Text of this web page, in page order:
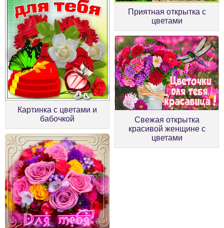
Картинка с цветами и
бабочкой
Приятная открытка с
цветами
Свежая открытка
красивой женщине с
цветами